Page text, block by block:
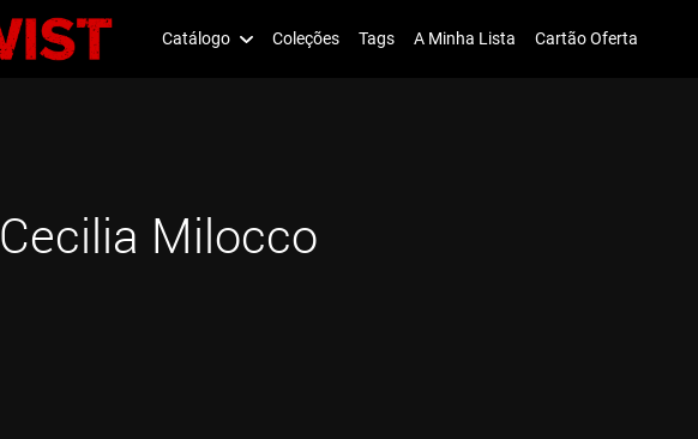
Catálogo Coleções Tags A Minha Lista Cartão Oferta
Cecilia Milocco